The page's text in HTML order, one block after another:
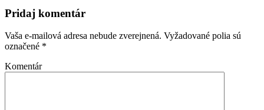
Pridaj komentár
Vaša e-mailová adresa nebude zverejnená. Vyžadované polia sú
označené *
Komentár